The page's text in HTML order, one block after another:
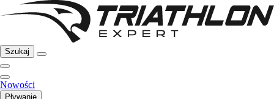
Szukaj
Nowości
Pływanie